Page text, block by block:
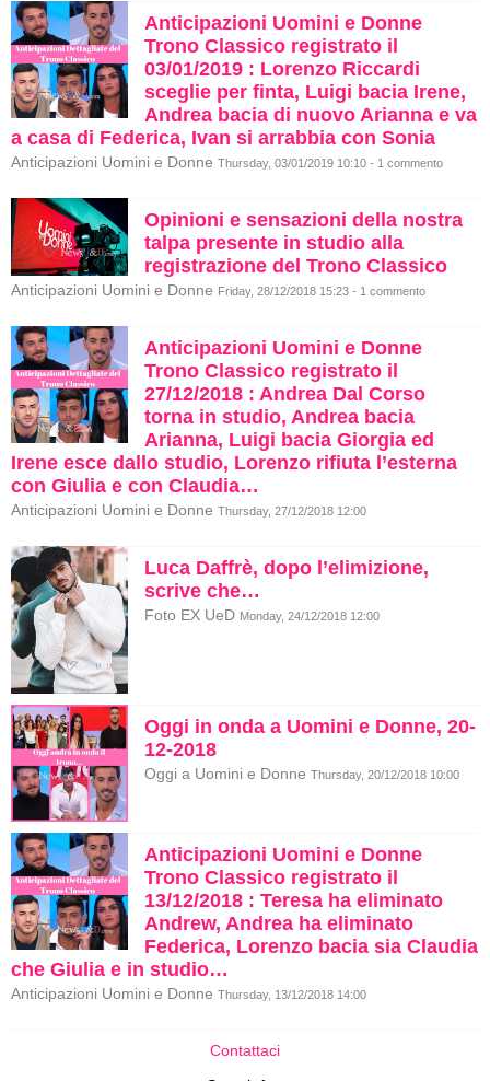
Anticipazioni Uomini e Donne
Trono Classico registrato il
03/01/2019 : Lorenzo Riccardi
sceglie per finta, Luigi bacia Irene,
Andrea bacia di nuovo Arianna e va
a casa di Federica, Ivan si arrabbia con Sonia
Anticipazioni Uomini e Donne Thursday, 03/01/2019 10:10 - 1 commento
Opinioni e sensazioni della nostra
talpa presente in studio alla
registrazione del Trono Classico
Anticipazioni Uomini e Donne Friday, 28/12/2018 15:23 - 1 commento
Anticipazioni Uomini e Donne
Trono Classico registrato il
27/12/2018 : Andrea Dal Corso
torna in studio, Andrea bacia
Arianna, Luigi bacia Giorgia ed
Irene esce dallo studio, Lorenzo rifiuta l’esterna
con Giulia e con Claudia…
Anticipazioni Uomini e Donne Thursday, 27/12/2018 12:00
Luca Daffrè, dopo l’elimizione,
scrive che…
Foto EX UeD Monday, 24/12/2018 12:00
Oggi in onda a Uomini e Donne, 20-
12-2018
Oggi a Uomini e Donne Thursday, 20/12/2018 10:00
Anticipazioni Uomini e Donne
Trono Classico registrato il
13/12/2018 : Teresa ha eliminato
Andrew, Andrea ha eliminato
Federica, Lorenzo bacia sia Claudia
che Giulia e in studio…
Anticipazioni Uomini e Donne Thursday, 13/12/2018 14:00
Contattaci